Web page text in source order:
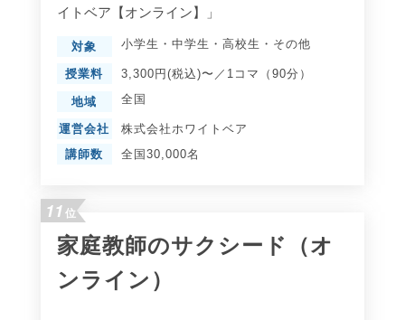
イトベア【オンライン】」
対象 小学生 ・ 中学生 ・ 高校生 ・ その他
授業料 3,300円(税込)〜／1コマ（90分）
地域 全国
運営会社
株式会社ホワイトベア
講師数
全国30,000名
11 位
家庭教師のサクシード（オ
ンライン）